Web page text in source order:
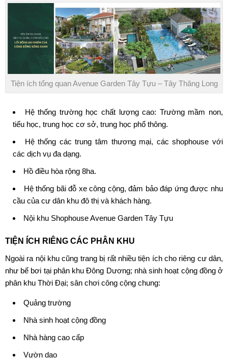
Tiện ích tổng quan Avenue Garden Tây Tựu – Tây Thăng Long
Hệ thống trường học chất lượng cao: Trường mầm non,
tiểu học, trung học cơ sở, trung học phổ thông.
Hệ thống các trung tâm thương mại, các shophouse với
các dịch vụ đa dạng.
Hồ điều hòa rộng 8ha.
Hệ thống bãi đỗ xe công cộng, đảm bảo đáp ứng được nhu
cầu của cư dân khu đô thị và khách hàng.
Nội khu Shophouse Avenue Garden Tây Tựu
TIỆN ÍCH RIÊNG CÁC PHÂN KHU
Ngoài ra nội khu cũng trang bị rất nhiều tiện ích cho riêng cư dân,
như bể bơi tại phân khu Đông Dương; nhà sinh hoạt cộng đồng ở
phân khu Thời Đại; sân chơi công cộng chung:
Quảng trường
Nhà sinh hoạt cộng đồng
Nhà hàng cao cấp
Vườn dạo